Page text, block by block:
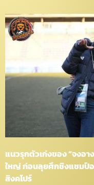
แนวรุกตัวเก่งของ “จงอ
ใหญ่ ก่อนลุยศึกชิงแชมป์อา
สิงคโปร์